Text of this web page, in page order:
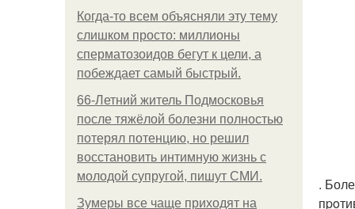
Когда-то всем объясняли эту тему
слишком просто: миллионы
сперматозоидов бегут к цели, а
побеждает самый быстрый.
66-Летний житель Подмосковья
после тяжёлой болезни полностью
потерял потенцию, но решил
восстановить интимную жизнь с
молодой супругой, пишут СМИ.
Зумеры все чаще приходят на
.